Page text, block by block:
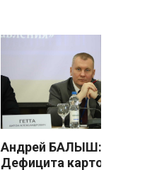
Андрей БАЛЫШ:
Дефицита картофеля не